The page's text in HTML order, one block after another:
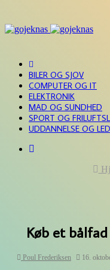
BILER OG SJOV
COMPUTER OG IT
ELEKTRONIK
MAD OG SUNDHED
SPORT OG
UDDANNELSE OG
Køb et
Poul Frederiksen 16.